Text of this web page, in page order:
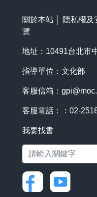
關於本站 隱私權及
覽
地址：10491台北市
指導單位：文化部
客服信箱：
客服電話：：02-
我要找書